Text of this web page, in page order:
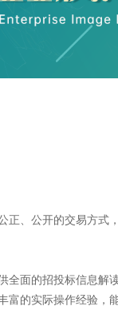
正、公开的交易方式
全面的招投标信息解
的实际操作经验，